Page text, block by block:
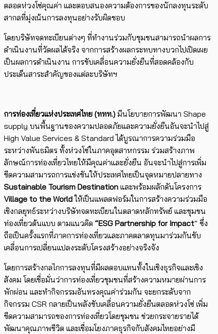
ตลอดห่วงโซ่คุณค่า และตอบสนองความต้องการของนักลงทุนระดับ
สากลที่มุ่งเน้นการลงทุนอย่างรับผิดชอบ
โดยบริษัทจดทะเบียนต่างๆ ที่ทำงานร่วมกับชุมชนสามารถนำผลการ
ดำเนินงานที่วัดผลได้จริง จากการสร้างผลกระทบทางบวกไปเปิดเผย
เป็นผลการดำเนินงาน การขับเคลื่อนความยั่งยืนที่สอดคล้องกับ
ประเด็นสาระสำคัญของแต่ละบริษัทฯ
การท่องเที่ยวแห่งประเทศไทย (ททท.) มีนโยบายการพัฒนา Shape
supply บนพื้นฐานของความปลอดภัยและความยั่งยืนอันจะนำไปสู่
High Value Services & Standard ได้บูรณาการความร่วมมือ
ระหว่างพันธมิตร ทั้งห่วงโซ่ในภาคอุตสาหกรรม ร่วมสร้างภาพ
ลักษณ์การท่องเที่ยวไทยให้มีคุณค่าและยั่งยืน อันจะนำไปสู่การเพิ่ม
ขีดความสามารถการแข่งขันให้ประเทศไทยเป็นจุดหมายปลายทาง
Sustainable Tourism Destination และพร้อมผลักดันโครงการ
Village to the Worldให้เป็นแพลตฟอร์มในการสร้างความร่วมมือ
เชิงกลยุทธ์ระหว่างบริษัทจดทะเบียนในตลาดหลักทรัพย์ และชุมชน
ท่องเที่ยวต้นแบบ ตามแนวคิด “ESG Partnership for Impact” ซึ่ง
ถือเป็นครั้งแรกที่ภาคการท่องเที่ยวและภาคตลาดทุนมาร่วมกันขับ
เคลื่อนการเปลี่ยนแปลงระดับโครงสร้างอย่างจริงจัง
โดยการสร้างกลไกการลงทุนที่มีผลตอบแทนทั้งในเชิงธุรกิจและเชิง
สังคม โดยเชื่อมั่นว่าการท่องเที่ยวชุมชนที่สร้างความหมายผ่านการ
พักผ่อน และทำกิจกรรมอันทรงคุณค่าร่วมกัน จะยกระดับจาก
กิจกรรม CSR กลายเป็นพลังขับเคลื่อนความยั่งยืนตลอดห่วงโซ่ เพิ่ม
ขีดความสามารถของการท่องเที่ยวโดยชุมชน ช่วยกระจายรายได้
พัฒนาคุณภาพชีวิต และเชื่อมโยงภาคธุรกิจกับสังคมไทยอย่างมี